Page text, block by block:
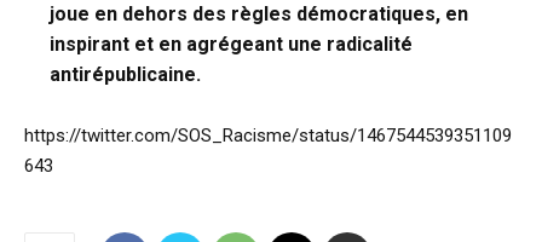
joue en dehors des règles démocratiques, en
inspirant et en agrégeant une radicalité
antirépublicaine.
https://twitter.com/SOS_Racisme/status/1467544539351109
643